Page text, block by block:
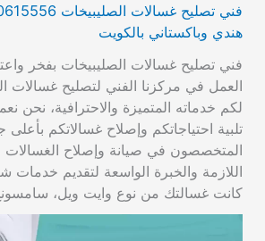
هندي وباكستاني بالكويت
فني تصليح غسالات الصليبيخات بفخر
العمل في مركزنا الفني لتصليح غسالات
لكم خدماته المتميزة والاحترافية، نحن
تلبية احتياجاتكم وإصلاح غسالاتكم بأعلى
المتخصصون في صيانة وإصلاح الغسالات
اللازمة والخبرة الواسعة لتقديم خدمات
كانت غسالتك من نوع وايت ويل،